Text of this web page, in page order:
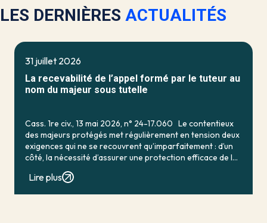
LES DERNIÈRES ACTUALITÉS
31 juillet 2026
La recevabilité de l’appel formé par le tuteur au
nom du majeur sous tutelle
Cass. 1re civ., 13 mai 2026, n° 24-17.060 Le contentieux
des majeurs protégés met régulièrement en tension deux
exigences qui ne se recouvrent qu’imparfaitement : d’un
côté, la nécessité d’assurer une protection efficace de la
Lire plus